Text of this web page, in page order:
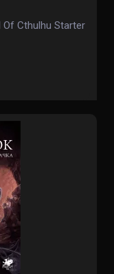
Of Cthulhu Starter